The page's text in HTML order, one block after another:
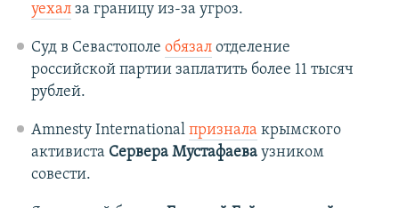
уехалза границу из-за угроз.
Суд в Севастополе обязалотделение
российской партии заплатить более 11 тысяч
рублей.
Amnesty International признала крымского
активиста Сервера Мустафаеваузником
совести.